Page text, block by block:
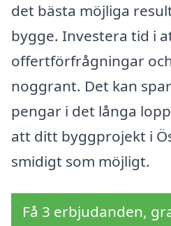
det bästa möjliga
bygge. Investera tid i
offertförfrågningar
noggrant. Det kan
pengar i det långa
att ditt byggprojekt i
smidigt som möjligt.
Få 3 erbjudanden,